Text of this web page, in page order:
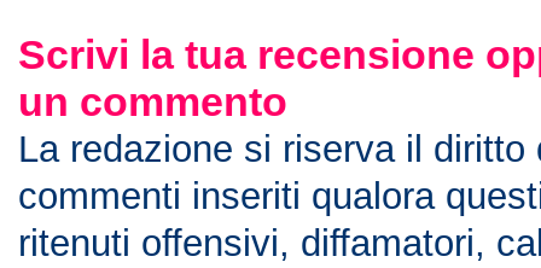
Scrivi la tua recensione
un commento
La redazione si riserva il diritto
commenti inseriti qualora
ritenuti offensivi, diffamatori,